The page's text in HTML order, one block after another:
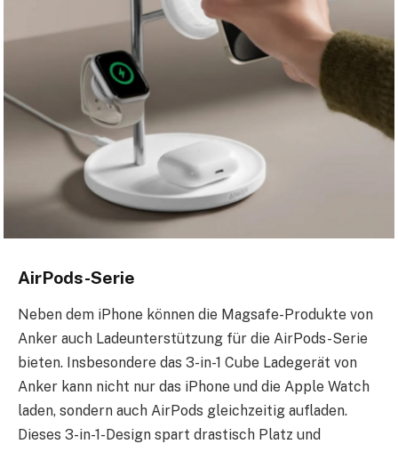
AirPods-Serie
Neben dem iPhone können die Magsafe-Produkte von
Anker auch Ladeunterstützung für die AirPods-Serie
bieten. Insbesondere das 3-in-1 Cube Ladegerät von
Anker kann nicht nur das iPhone und die Apple Watch
laden, sondern auch AirPods gleichzeitig aufladen.
Dieses 3-in-1-Design spart drastisch Platz und